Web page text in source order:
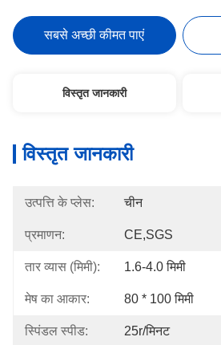
सबसे अच्छी कीमत पाएं
विस्तृत जानकारी
विस्तृत जानकारी
उत्पत्ति के प्लेस: चीन
प्रमाणन: CE,SGS
तार व्यास (मिमी): 1.6-4.0 मिमी
मेष का आकार: 80 * 100 मिमी
स्पिंडल स्पीड: 25r/मिनट